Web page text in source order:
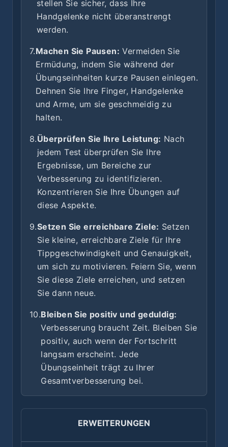
stellen Sie sicher, dass Ihre
Handgelenke nicht überanstrengt
werden.
7.Machen Sie Pausen: Vermeiden Sie
Ermüdung, indem Sie während der
Übungseinheiten kurze Pausen einlegen.
Dehnen Sie Ihre Finger, Handgelenke
und Arme, um sie geschmeidig zu
halten.
8.Überprüfen Sie Ihre Leistung: Nach
jedem Test überprüfen Sie Ihre
Ergebnisse, um Bereiche zur
Verbesserung zu identifizieren.
Konzentrieren Sie Ihre Übungen auf
diese Aspekte.
9.Setzen Sie erreichbare Ziele: Setzen
Sie kleine, erreichbare Ziele für Ihre
Tippgeschwindigkeit und Genauigkeit,
um sich zu motivieren. Feiern Sie, wenn
Sie diese Ziele erreichen, und setzen
Sie dann neue.
10.Bleiben Sie positiv und geduldig:
Verbesserung braucht Zeit. Bleiben Sie
positiv, auch wenn der Fortschritt
langsam erscheint. Jede
Übungseinheit trägt zu Ihrer
Gesamtverbesserung bei.
ERWEITERUNGEN